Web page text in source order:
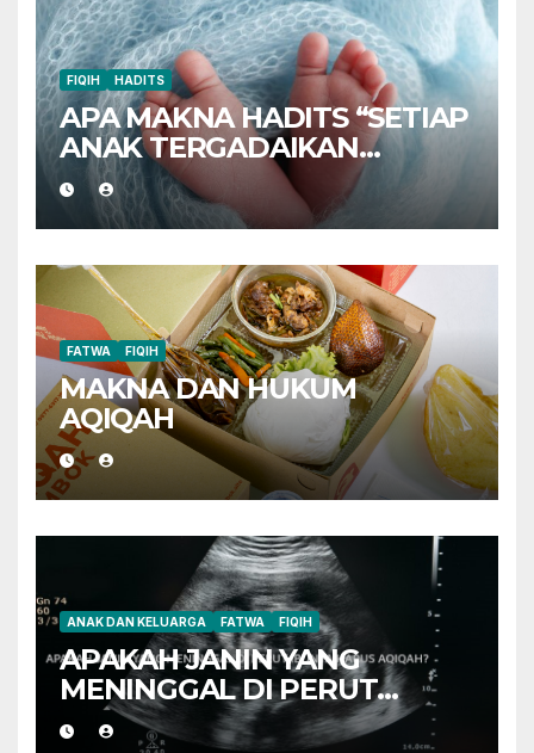
FIQIH HADITS
APA MAKNA HADITS “SETIAP
ANAK TERGADAIKAN
DENGAN AQIQAHNYA”?
FATWA FIQIH
MAKNA DAN HUKUM
AQIQAH
ANAK DAN KELUARGA FATWA FIQIH
APAKAH JANIN YANG
MENINGGAL DI PERUT
IBUNYA HARUS AQIQAH?